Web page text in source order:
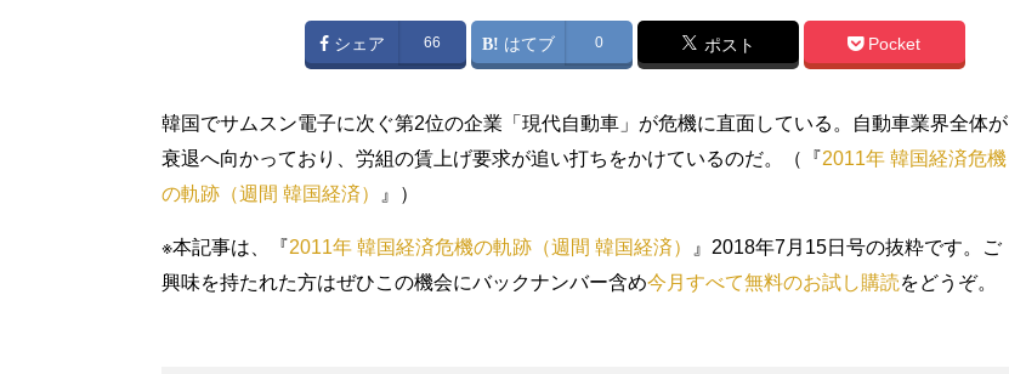
シェア 66 はてブ 0 ポスト Pocket
韓国でサムスン電子に次ぐ第2位の企業「現代自動車」が危機に直面している。自動車業界全体が
衰退へ向かっており、労組の賃上げ要求が追い打ちをかけているのだ。（『2011年 韓国経済危機
の軌跡（週間 韓国経済）
』）
※本記事は、『2011年 韓国経済危機の軌跡（週間 韓国経済）
』2018年7月15日号の抜粋です。ご
興味を持たれた方はぜひこの機会にバックナンバー含め今月すべて無料のお試し購読をどうぞ。